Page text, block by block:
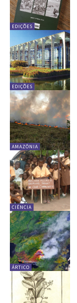
EDIÇÕES
EDIÇÕES
AMAZÔNIA
CIÊNCIA
ÁRTICO